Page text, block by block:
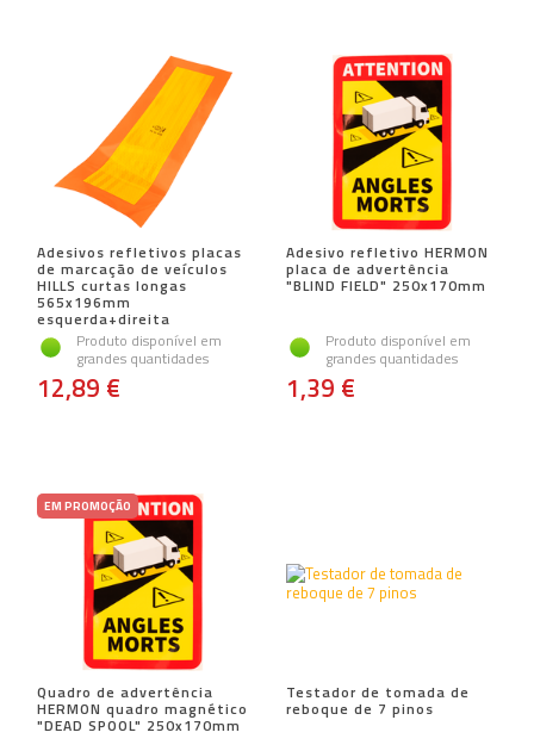
Adesivos refletivos placas
de marcação de veículos
HILLS curtas longas
565x196mm
esquerda+direita
Produto disponível em
grandes quantidades
12,89 €
Adesivo refletivo HERMON
placa de advertência
"BLIND FIELD" 250x170mm
Produto disponível em
grandes quantidades
1,39 €
EM PROMOÇÃO
Quadro de advertência
HERMON quadro magnético
"DEAD SPOOL" 250x170mm
Testador de tomada de
reboque de 7 pinos